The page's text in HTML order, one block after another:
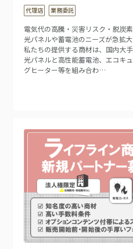
代理店 業務委託
電気代の高騰・災害リスク・脱炭
光パネルや蓄電池のニーズが急拡大
私たちの提供する商材は、国内大
光パネルと高性能蓄電池、エコキ
グヒーター等を組み合わ…